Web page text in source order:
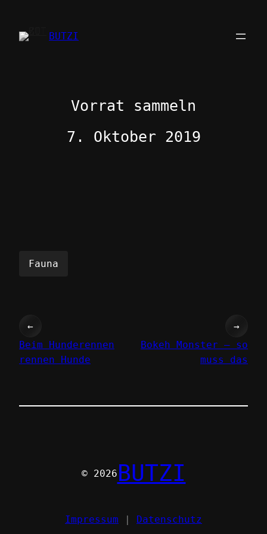
springenBUTZI
Vorrat sammeln
7. Oktober 2019
Fauna
←
Beim Hunderennen
rennen Hunde
Bokeh Monster – so
muss das
→
© 2026 BUTZI
Impressum Datenschutz